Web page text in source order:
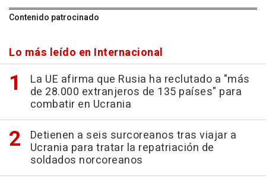
Contenido patrocinado
Lo más leído en Internacional
La UE afirma que Rusia ha reclutado a "más
de 28.000 extranjeros de 135 países" para
combatir en Ucrania
Detienen a seis surcoreanos tras viajar a
Ucrania para tratar la repatriación de
soldados norcoreanos